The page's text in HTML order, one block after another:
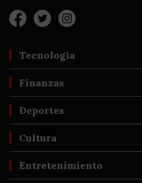
Tecnología
Finanzas
Deportes
Cultura
Entretenimiento